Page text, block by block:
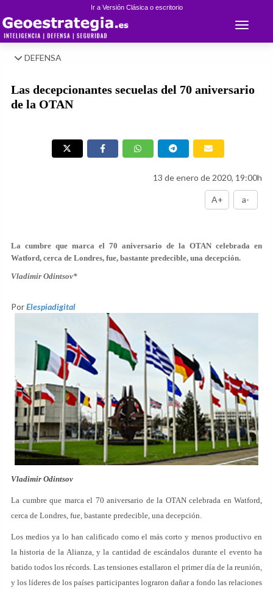
Ir a Versión Clásica o escritorio
Toggle
DEFENSA
Las decepcionantes secuelas del 70 aniversario
de la OTAN
13 de enero de 2020, 19:00h
A+ a-
La cumbre que marca el 70 aniversario de la OTAN celebrada en
Watford, cerca de Londres, fue, bastante predecible, una decepción.
Vladimir Odintsov*
PorElespiadigital
Vladimir Odintsov
La cumbre que marca el 70 aniversario de la OTAN celebrada en Watford,
cerca de Londres, fue, bastante predecible, una decepción.
Los medios ya lo han calificado como el más corto y menos productivo en
la historia de la Alianza, y la cantidad de escándalos durante el evento ha
batido todos los récords. Las tensiones estallaron el primer día de la reunión,
y los líderes de los países participantes lograron dañar a fondo las relaciones